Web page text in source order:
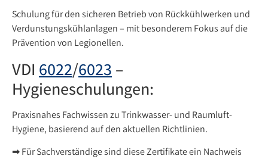
Schulung für den sicheren Betrieb von Rückkühlwerken und
Verdunstungskühlanlagen – mit besonderem Fokus auf die
Prävention von Legionellen.
VDI 6022/6023 –
Hygieneschulungen:
Praxisnahes Fachwissen zu Trinkwasser- und Raumluft-
Hygiene, basierend auf den aktuellen Richtlinien.
➡ Für Sachverständige sind diese Zertifikate ein Nachweis